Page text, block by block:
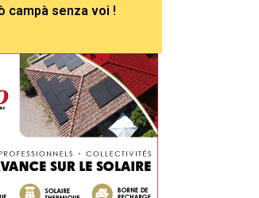
campà senza voi !